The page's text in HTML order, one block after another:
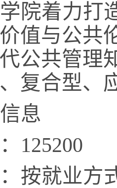
院着力打
值与公共
公共管理
复合型、
息
125200
按就业方